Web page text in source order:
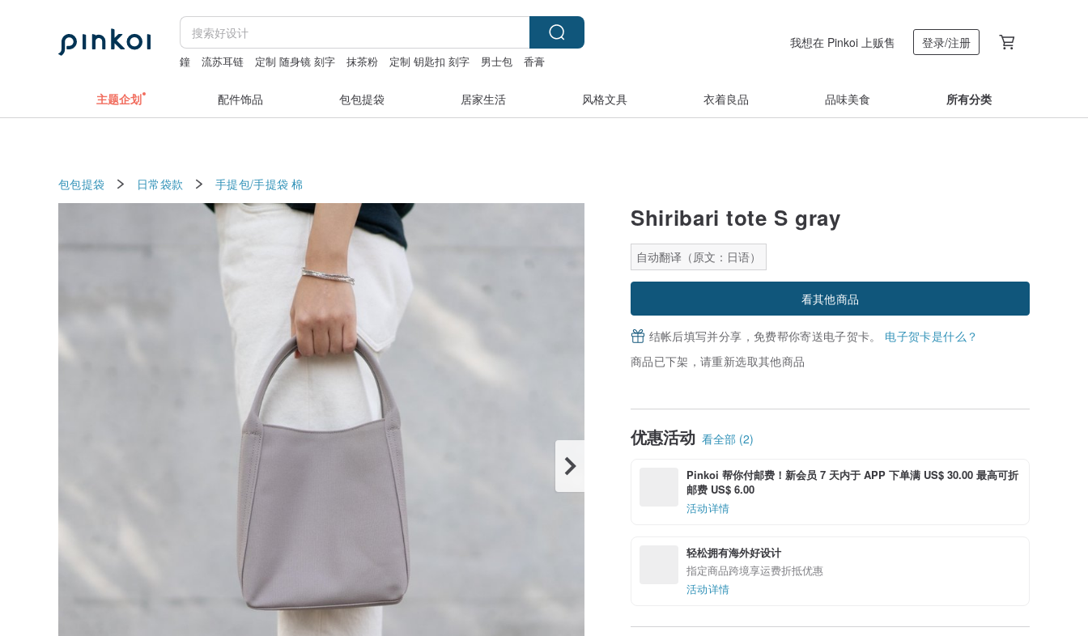
鐘 流苏耳链 定制 随身镜 刻字 抹茶粉 定制 钥匙扣 刻字 男士包
香膏
我想在 Pinkoi 上贩售 登录/注册
主题企划 配件饰品 包包提袋 居家生活 风格文具 衣着良品 品味美食 所有分类
包包提袋 日常袋款 手提包/手提袋 棉
Shiribari tote S gray
自动翻译（原文：日语）
看其他商品
结帐后填写并分享，免费帮你寄送电子贺卡。 电子贺卡是什么？
商品已下架，请重新选取其他商品
优惠活动 看全部 (2)
Pinkoi 帮你付邮费！新会员 7 天内于 APP 下单满 US$ 30.00 最高可折
邮费 US$ 6.00
活动详情
轻松拥有海外好设计
指定商品跨境享运费折抵优惠
活动详情